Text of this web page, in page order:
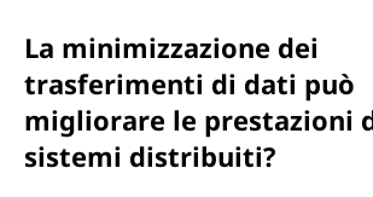
La minimizzazione dei
trasferimenti di dati può
migliorare le prestazioni
sistemi distribuiti?